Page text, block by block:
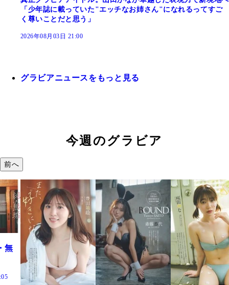
「少年誌に載っていた"エッチなお姉さん"になれるってすご
く尊いことだと思う」
2026年08月03日 21:00
グラビアニュースをもっと見る
今週のグラビア
前へ